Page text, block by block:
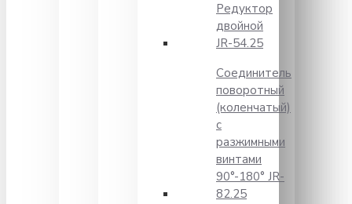
Редуктор
двойной
JR-54.25
Соединитель
поворотный
(коленчатый)
с
разжимными
винтами
90°-180° JR-
82.25